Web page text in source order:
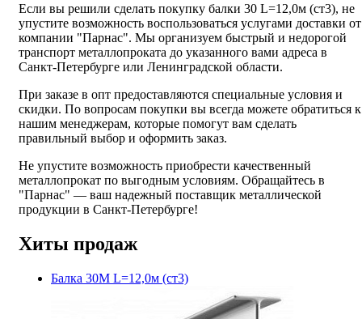
Если вы решили сделать покупку балки 30 L=12,0м (ст3), не
упустите возможность воспользоваться услугами доставки от
компании "Парнас". Мы организуем быстрый и недорогой
транспорт металлопроката до указанного вами адреса в
Санкт-Петербурге или Ленинградской области.
При заказе в опт предоставляются специальные условия и
скидки. По вопросам покупки вы всегда можете обратиться к
нашим менеджерам, которые помогут вам сделать
правильный выбор и оформить заказ.
Не упустите возможность приобрести качественный
металлопрокат по выгодным условиям. Обращайтесь в
"Парнас" — ваш надежный поставщик металлической
продукции в Санкт-Петербурге!
Хиты продаж
Балка 30М L=12,0м (ст3)